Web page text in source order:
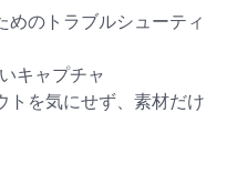
のトラブルシューティ
キャプチャ
トを気にせず、素材だけ